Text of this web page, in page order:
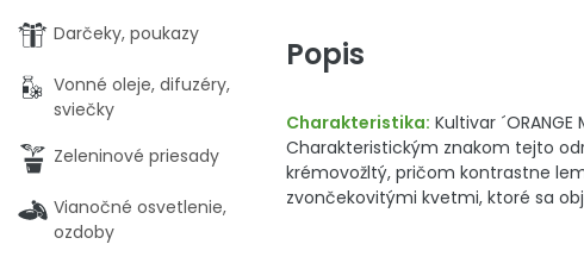
Popis
Charakteristika: Kultivar
Charakteristickým znakom tejto
krémovožltý, pričom kontrastne
zvončekovitými kvetmi, ktoré sa
Darčeky, poukazy
Vonné oleje, difuzéry,
sviečky
Zeleninové priesady
Vianočné osvetlenie,
ozdoby